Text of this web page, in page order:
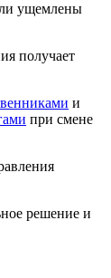
ущемлены
получает
и
при смене
решение и